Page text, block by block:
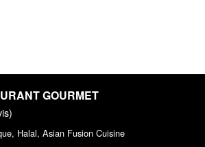
GOURMET
Halal, Asian Fusion Cuisine